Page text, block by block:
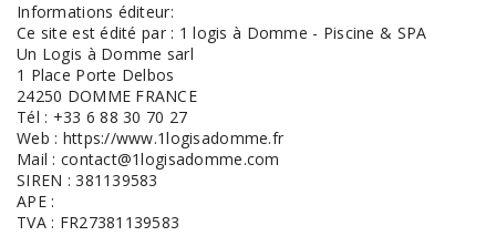
Informations éditeur:
Ce site est édité par : 1 logis à Domme - Piscine & SPA
Un Logis à Domme sarl
1 Place Porte Delbos
24250 DOMME FRANCE
Tél : +33 6 88 30 70 27
Web : https://www.1logisadomme.fr
Mail : contact@1logisadomme.com
SIREN : 381139583
APE :
TVA : FR27381139583